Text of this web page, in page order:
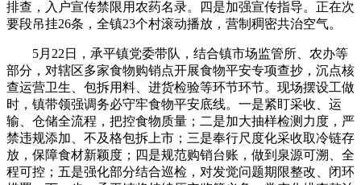
排查，入户宣传禁限用农药名录。四是加强宣传指导。正在次
要段吊挂26条，全镇23个村滚动播放，营制稠密共治空气。
5月22日，承平镇党委带队，结合镇市场监管所、农办等
部分，对辖区多家食物购销点开展食物平安专项查抄，沉点核
查运营卫生、包拆用料、进货检验等环节环节。现场摆设工做
时，镇带领强调务必守牢食物平安底线。一是紧盯采收、运
输、仓储全流程，把控食物质量；二是加大抽样检测力度，严
禁违规添加、不及格包拆上市；三是奉行尺度化采收取冷链存
放，保障食材新颖度；四是规范购销台账，做到泉源可溯、全
程可控；五是强化部分结合巡检，对发觉问题期限整改、闭环